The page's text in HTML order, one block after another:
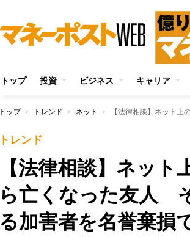
トップ 投資 ビジネス キャリア
トップ トレンド ネット
トレンド
【法律相談】ネッ
ら亡くなった友人
る加害者を名誉棄損